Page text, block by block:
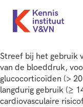
Streef bij het gebruik
van de bloeddruk,
glucocorticoïden (>
langdurig gebruik (≥
cardiovasculaire